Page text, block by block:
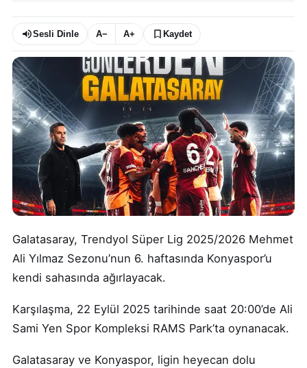
Sesli Dinle A− A+ Kaydet
Galatasaray, Trendyol Süper Lig 2025/2026 Mehmet
Ali Yılmaz Sezonu’nun 6. haftasında Konyaspor’u
kendi sahasında ağırlayacak.
Karşılaşma, 22 Eylül 2025 tarihinde saat 20:00’de Ali
Sami Yen Spor Kompleksi RAMS Park’ta oynanacak.
Galatasaray ve Konyaspor, ligin heyecan dolu